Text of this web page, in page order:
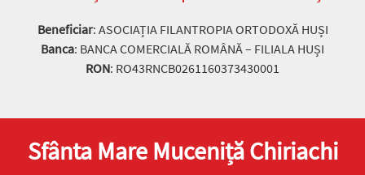
Beneficiar: ASOCIAȚIA FILANTROPIA ORTODOXĂ HUȘI
Banca: BANCA COMERCIALĂ ROMÂNĂ – FILIALA HUȘI
RON: RO43RNCB0261160373430001
Sfânta Mare Muceniță Chiriachi